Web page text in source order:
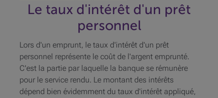
Le taux d'intérêt d'un prêt
personnel
Lors d'un emprunt, le taux d'intérêt d'un prêt
personnel représente le coût de l'argent emprunté.
C'est la partie par laquelle la banque se rémunère
pour le service rendu. Le montant des intérêts
dépend bien évidemment du taux d'intérêt appliqué,